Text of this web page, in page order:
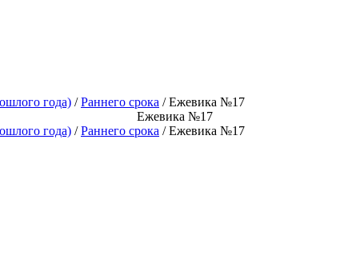
года) /Раннего срока / Ежевика №17
Ежевика №17
года) /Раннего срока / Ежевика №17